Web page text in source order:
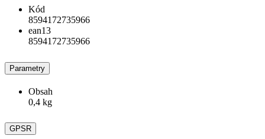
Kód
8594172735966
ean13
8594172735966
Parametry
Obsah
0,4 kg
GPSR